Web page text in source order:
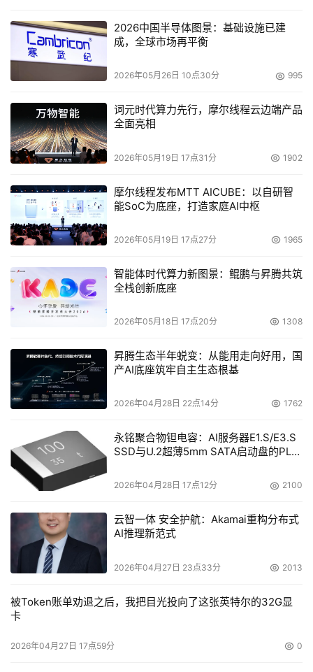
2026中国半导体图景：基础设施已建
成，全球市场再平衡
2026年05月26日 10点30分 995
词元时代算力先行，摩尔线程云边端产品
全面亮相
2026年05月19日 17点31分 1902
摩尔线程发布MTT AICUBE：以自研智
能SoC为底座，打造家庭AI中枢
2026年05月19日 17点27分 1965
智能体时代算力新图景：鲲鹏与昇腾共筑
全栈创新底座
2026年05月18日 17点20分 1308
昇腾生态半年蜕变：从能用走向好用，国
产AI底座筑牢自主生态根基
2026年04月28日 22点14分 1762
永铭聚合物钽电容：AI服务器E1.S/E3.S
SSD与U.2超薄5mm SATA启动盘的PLP
2026年04月28日 17点12分 2100
云智一体 安全护航：Akamai重构分布式
AI推理新范式
2026年04月27日 23点33分 2013
被Token账单劝退之后，我把目光投向了这张英特尔的32G显
卡
2026年04月27日 17点59分 0